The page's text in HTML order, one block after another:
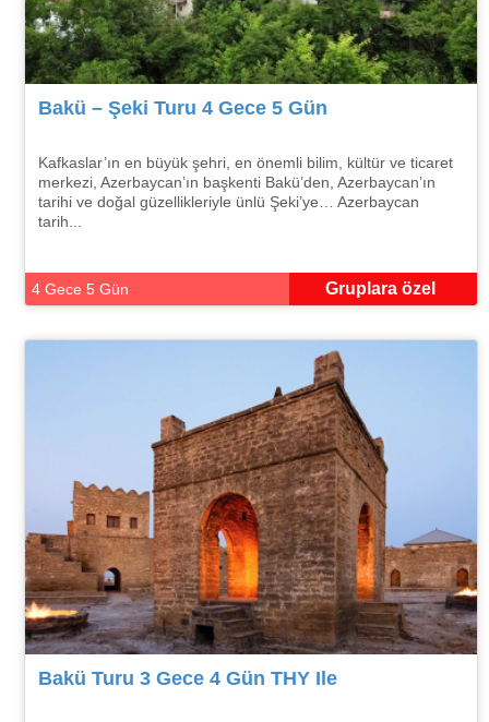
Bakü – Şeki Turu 4 Gece 5 Gün
Kafkaslar’ın en büyük şehri, en önemli bilim, kültür ve ticaret
merkezi, Azerbaycan’ın başkenti Bakü’den, Azerbaycan’ın
tarihi ve doğal güzellikleriyle ünlü Şeki’ye… Azerbaycan
tarih...
4 Gece 5 Gün Gruplara özel
Bakü Turu 3 Gece 4 Gün THY Ile